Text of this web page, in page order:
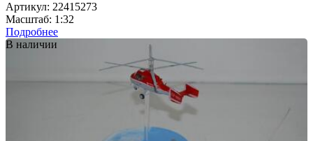
Артикул: 22415273
Масштаб: 1:32
Подробнее
В наличии